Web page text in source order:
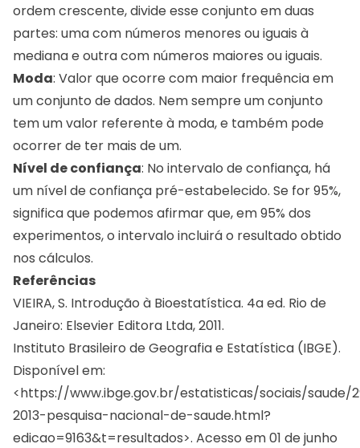
ordem crescente, divide esse conjunto em duas
partes: uma com números menores ou iguais à
mediana e outra com números maiores ou iguais.
Moda: Valor que ocorre com maior frequência em
um conjunto de dados. Nem sempre um conjunto
tem um valor referente à moda, e também pode
ocorrer de ter mais de um.
Nível de confiança: No intervalo de confiança, há
um nível de confiança pré-estabelecido. Se for 95%,
significa que podemos afirmar que, em 95% dos
experimentos, o intervalo incluirá o resultado obtido
nos cálculos.
Referências
VIEIRA, S. Introdução à Bioestatística. 4a ed. Rio de
Janeiro: Elsevier Editora Ltda, 2011.
Instituto Brasileiro de Geografia e Estatística (IBGE).
Disponível em:
<https://www.ibge.gov.br/estatisticas/sociais/saude/
2013-pesquisa-nacional-de-saude.html?
edicao=9163&t=resultados>. Acesso em 01 de junho